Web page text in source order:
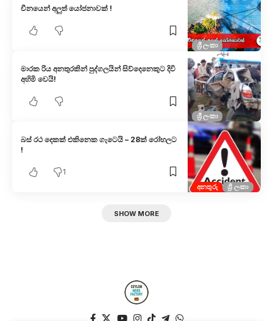
ශ්‍රී ලංකා
චීනයෙන් අලුත් යෝජනාවක් !
ශ්‍රී ලංකා
මාරක රිය අනතුරකින් පුද්ගලයින් සිව්දෙනෙකුට දිවි
අහිමි වෙයි!
අනතුරු ශ්‍රී ලංකා
බස් රථ දෙකක් එකිනෙක ගැටෙයි – 28ක් රෝහලට
!
1
SHOW MORE